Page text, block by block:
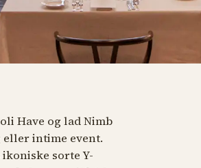
Have og lad Nimb
intime event.
sorte Y-